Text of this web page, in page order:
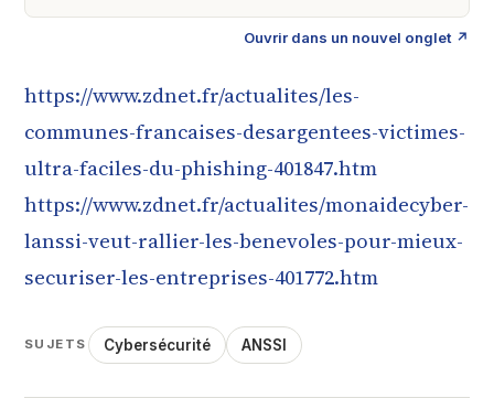
Ouvrir dans un nouvel onglet ↗
https://www.zdnet.fr/actualites/les-
communes-francaises-desargentees-victimes-
ultra-faciles-du-phishing-401847.htm
https://www.zdnet.fr/actualites/monaidecyber-
lanssi-veut-rallier-les-benevoles-pour-mieux-
securiser-les-entreprises-401772.htm
SUJETS Cybersécurité ANSSI